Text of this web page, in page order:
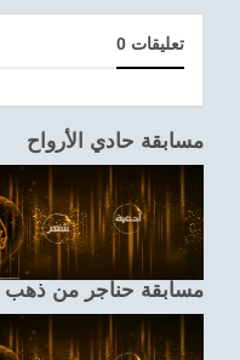
0 تعليقات
مسابقة حادي الأرواح
مسابقة حناجر من ذهب